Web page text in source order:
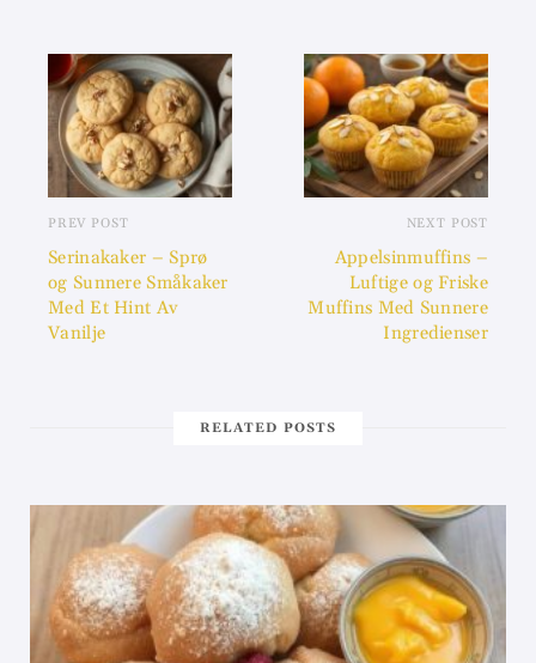
PREV POST
Serinakaker – Sprø
og Sunnere Småkaker
Med Et Hint Av
Vanilje
NEXT POST
Appelsinmuffins –
Luftige og Friske
Muffins Med Sunnere
Ingredienser
RELATED POSTS